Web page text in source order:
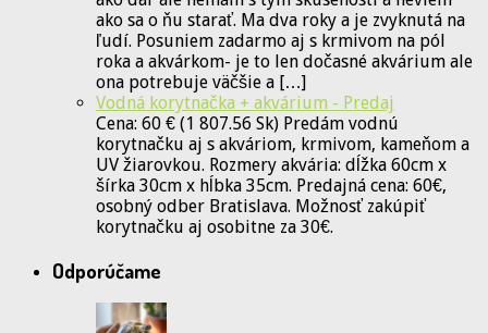
ako sa o ňu starať. Ma dva roky a je zvyknutá na
ľudí. Posuniem zadarmo aj s krmivom na pól
roka a akvárkom- je to len dočasné akvárium ale
ona potrebuje väčšie a […]
Vodná korytnačka + akvárium - Predaj
Cena: 60 € (1 807.56 Sk) Predám vodnú
korytnačku aj s akváriom, krmivom, kameňom a
UV žiarovkou. Rozmery akvária: dĺžka 60cm x
šírka 30cm x hĺbka 35cm. Predajná cena: 60€,
osobný odber Bratislava. Možnosť zakúpiť
korytnačku aj osobitne za 30€.
Odporúčame